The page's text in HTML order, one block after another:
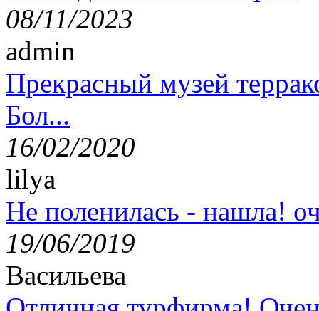
08/11/2023
admin
Прекрасный музей
Бол...
16/02/2020
lilya
Не поленилась - нашла!
19/06/2019
Васильева